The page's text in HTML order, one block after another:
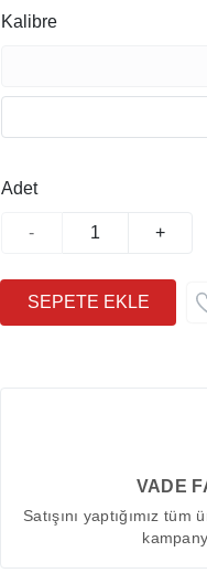
Kalibre
Adet
- +
VADE
Satışını yaptığımız